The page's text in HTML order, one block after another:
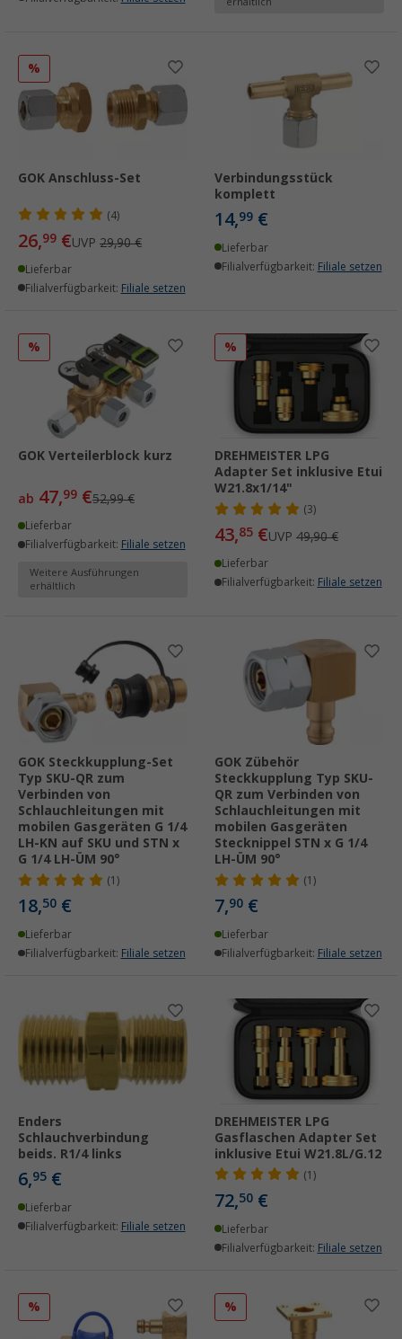
%
GOK Anschluss-Set
(4)
26,99 €UVP 29,90 €
Lieferbar
Filialverfügbarkeit: Filiale setzen
Verbindungsstück
komplett
14,99 €
Lieferbar
Filialverfügbarkeit: Filiale setzen
%
GOK Verteilerblock kurz
ab 47,99 €52,99 €
Lieferbar
Filialverfügbarkeit: Filiale setzen
Weitere Ausführungen
erhältlich
%
DREHMEISTER LPG
Adapter Set inklusive Etui
W21.8x1/14"
(3)
43,85 €UVP 49,90 €
Lieferbar
Filialverfügbarkeit: Filiale setzen
GOK Steckkupplung-Set
Typ SKU-QR zum
Verbinden von
Schlauchleitungen mit
mobilen Gasgeräten G 1/4
LH-KN auf SKU und STN x
G 1/4 LH-ÜM 90°
(1)
18,50 €
Lieferbar
Filialverfügbarkeit: Filiale setzen
GOK Zübehör
Steckkupplung Typ SKU-
QR zum Verbinden von
Schlauchleitungen mit
mobilen Gasgeräten
Stecknippel STN x G 1/4
LH-ÜM 90°
(1)
7,90 €
Lieferbar
Filialverfügbarkeit: Filiale setzen
Enders
Schlauchverbindung
beids. R1/4 links
6,95 €
Lieferbar
Filialverfügbarkeit: Filiale setzen
DREHMEISTER LPG
Gasflaschen Adapter Set
inklusive Etui W21.8L/G.12
(1)
72,50 €
Lieferbar
Filialverfügbarkeit: Filiale setzen
% %